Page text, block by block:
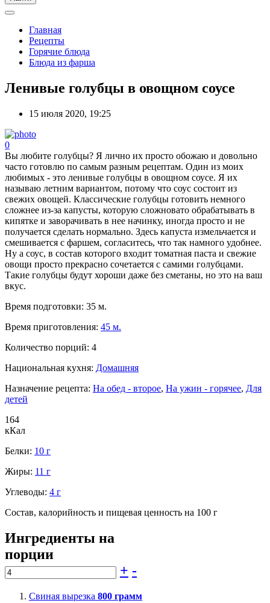
Главная
Рецепты
Горячие блюда
Блюда из фарша
Ленивые голубцы в овощном соусе
15 июля 2020, 19:25
0
Вы любите голубцы? Я лично их просто обожаю и довольно
часто готовлю по самым разным рецептам. Один из моих
любимых - это ленивые голубцы в овощном соусе. Я их
называю летним вариантом, потому что соус состоит из
свежих овощей. Классические голубцы готовить немного
сложнее из-за капусты, которую сложновато обрабатывать в
кипятке и заворачивать в нее начинку, иногда просто и не
получается сделать нормально. Здесь капуста измельчается и
смешивается с фаршем, согласитесь, что так намного удобнее.
Ну а соус, в состав которого входит томатная паста и свежие
овощи просто прекрасно сочетается с самими голубцами.
Такие голубцы будут хороши даже без сметаны, но это на ваш
вкус.
Время подготовки: 35 м.
Время приготовления: 45 м.
Количество порций: 4
Национальная кухня: Домашняя
Назначение рецепта: На обед - второе, На ужин - горячее, Для
детей
164
кКал
Белки: 10 г
Жиры: 11 г
Углеводы: 4 г
Состав, калорийность и пищевая ценность на 100 г
Ингредиенты на
порции
+ -
Свиная вырезка 800 грамм